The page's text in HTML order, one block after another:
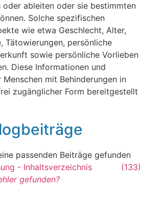
oder ableiten oder sie bestimmten
Solche spezifischen
wie etwa Geschlecht, Alter,
Tätowierungen, persönliche
sowie persönliche Vorlieben
Diese Informationen und
mit Behinderungen in
zugänglicher Form bereitgestellt
passenden Beiträge gefunden
- Inhaltsverzeichnis
(133)
gefunden?